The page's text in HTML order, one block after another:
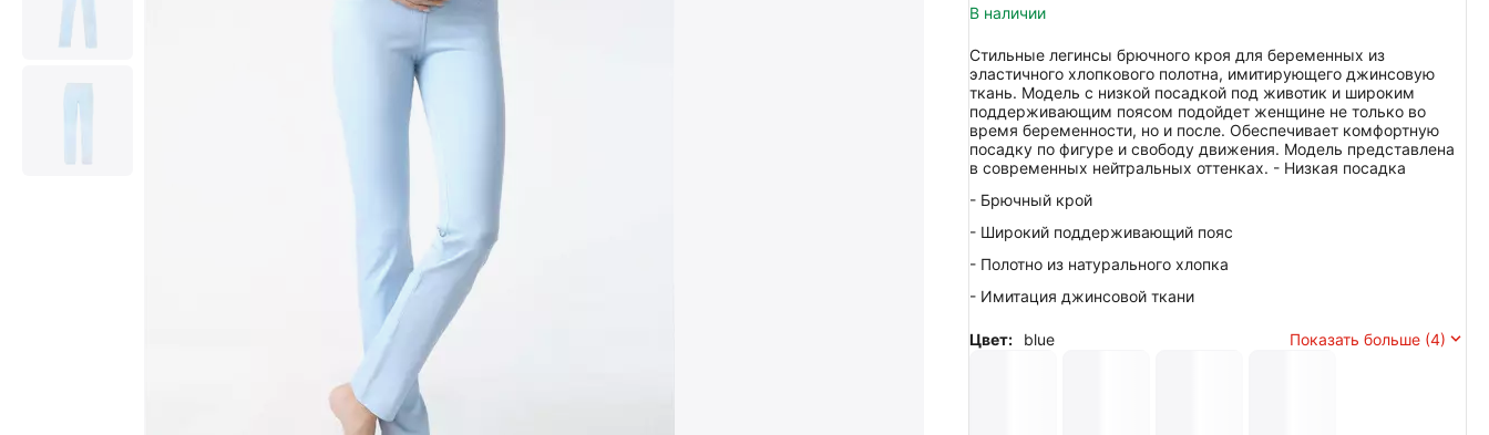
В наличии
Стильные легинсы брючного кроя для беременных из
эластичного хлопкового полотна, имитирующего джинсовую
ткань. Модель с низкой посадкой под животик и широким
поддерживающим поясом подойдет женщине не только во
время беременности, но и после. Обеспечивает комфортную
посадку по фигуре и свободу движения. Модель представлена
в современных нейтральных оттенках. - Низкая посадка
- Брючный крой
- Широкий поддерживающий пояс
- Полотно из натурального хлопка
- Имитация джинсовой ткани
Цвет: blue Показать больше (4)